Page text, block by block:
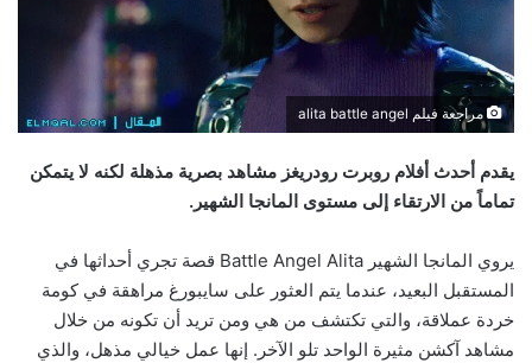
مراجعة فيلم alita battle angel
يقدم أحدث أفلام روبرت رودريغز مشاهد بصرية مذهلة لكنه لا يتمكن
تماماً من الارتقاء إلى مستوى المانجا الشهير.
يروي المانجا الشهير Battle Angel Alita قصة تجري أحداثها في
المستقبل البعيد، عندما يتم العثور على سايبورغ مراهقة في كومة
خردة عملاقة، والتي تكتشف من هي ومن تريد أن تكونه من خلال
مشاهد آكشن مثيرة الواحد تلو الآخر. إنها عمل خيالي مذهل، والذي